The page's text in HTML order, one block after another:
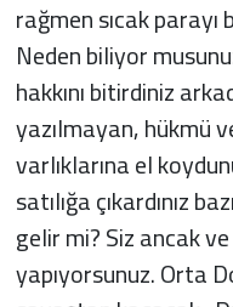
rağmen sıcak
Neden biliyor
hakkını bitirdiniz
yazılmayan, hükmü
varlıklarına el
satılığa çıkardınız
gelir mi? Siz ancak
yapıyorsunuz. Orta